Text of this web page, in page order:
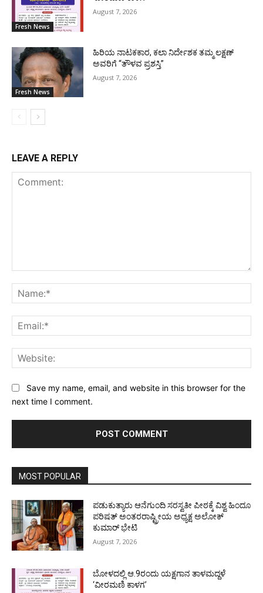
Fresh News
August 7, 2026
Fresh News
ಹಿರಿಯ ನಾಟಕಕಾರ, ಕಲಾ ನಿರ್ದೇಶಕ ತಮ್ಮ ಲಕ್ಷಣ್
ಅವರಿಗೆ “ತೌಳವ ಪ್ರಶಸ್ತಿ”
August 7, 2026
LEAVE A REPLY
Save my name, email, and website in this browser for the
next time I comment.
MOST POPULAR
ಪಡುಕುತ್ಯಾರು ಆನೆಗುಂದಿ ಸರಸ್ವತೀ ಪೀಠಕ್ಕೆ ವಿಶ್ವ ಹಿಂದೂ
ಪರಿಷತ್ ಅಂತರರಾಷ್ಟ್ರೀಯ ಅಧ್ಯಕ್ಷ ಅಲೋಕ್
ಕುಮಾರ್ ಭೇಟಿ
August 7, 2026
ಬೋಳದಲ್ಲಿ ಆ.9ರಂದು ಯಕ್ಷಗಾನ ತಾಳಮದ್ದಳೆ
‘ವೀರಮಣಿ ಕಾಳಗ’